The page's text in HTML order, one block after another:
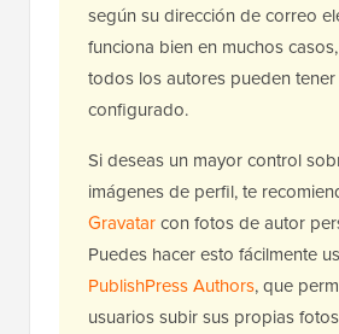
según su dirección de correo
funciona bien en muchos
todos los autores pueden
configurado.
Si deseas un mayor control
imágenes de perfil, te
Gravatarcon fotos de autor
Puedes hacer esto fácilmente
PublishPress Authors, que
usuarios subir sus propias